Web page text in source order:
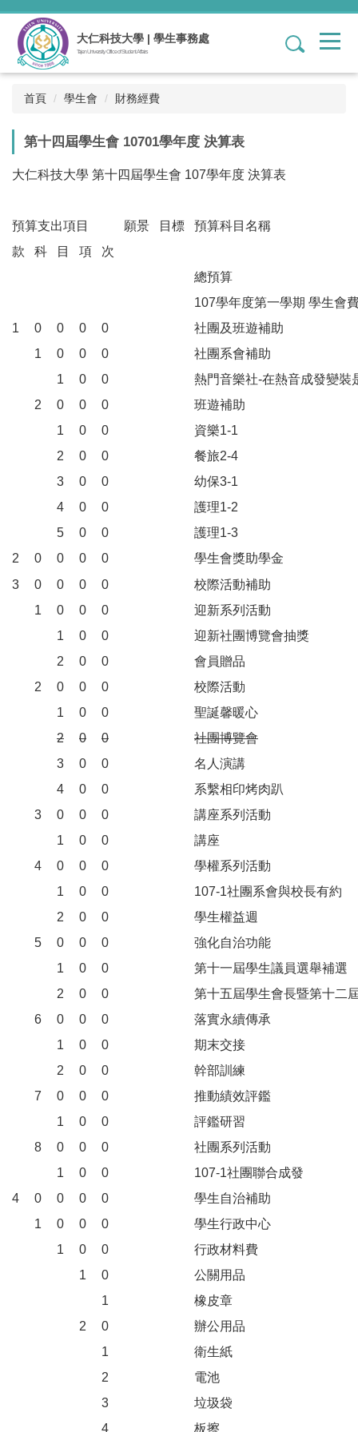
跳
主
要
內
大仁科技大學 | 學生事務處
Tajen University Office of Student Affairs
1
首頁 學生會 財務經費
第十四屆學生會 10701學年度 決算表
大仁科技大學 第十四屆學生會 107學年度 決算表
預算支出項目 願景 目標
預算科目名稱
款
科 目 項
次
總預算
107學年度第一學期 學生會
1
0 0 0 0
社團及班遊補助
1
0 0 0
社團系會補助
1
0 0
熱門音樂社-在熱音成發變裝
2
0 0 0
班遊補助
1
0 0
資樂1-1
2
0 0
餐旅2-4
3
0 0
幼保3-1
4
0 0
護理1-2
5
0 0
護理1-3
2
0 0 0 0
學生會獎助學金
3
0 0 0 0
校際活動補助
1
0 0 0
迎新系列活動
1
0 0
迎新社團博覽會抽獎
2
0 0
會員贈品
2
0 0 0
校際活動
1
0 0
聖誕馨暖心
2
0 0
社團博覽會
3
0 0
名人演講
4
0 0
系繫相印烤肉趴
3
0 0 0
講座系列活動
1
0 0
講座
4
0 0 0
學權系列活動
1
0 0
107-1社團系會與校長有約
2
0 0
學生權益週
5
0 0 0
強化自治功能
1
0 0
第十一屆學生議員選舉補選
2
0 0
第十五屆學生會長暨第十二
6
0 0 0
落實永續傳承
1
0 0
期末交接
2
0 0
幹部訓練
7
0 0 0
推動績效評鑑
1
0 0
評鑑研習
8
0 0 0
社團系列活動
1
0 0
107-1社團聯合成發
4
0 0 0 0
學生自治補助
1
0 0 0
學生行政中心
1
0 0
行政材料費
1
0
公關用品
1
橡皮章
2
0
辦公用品
1
衛生紙
2
電池
3
垃圾袋
4
板擦